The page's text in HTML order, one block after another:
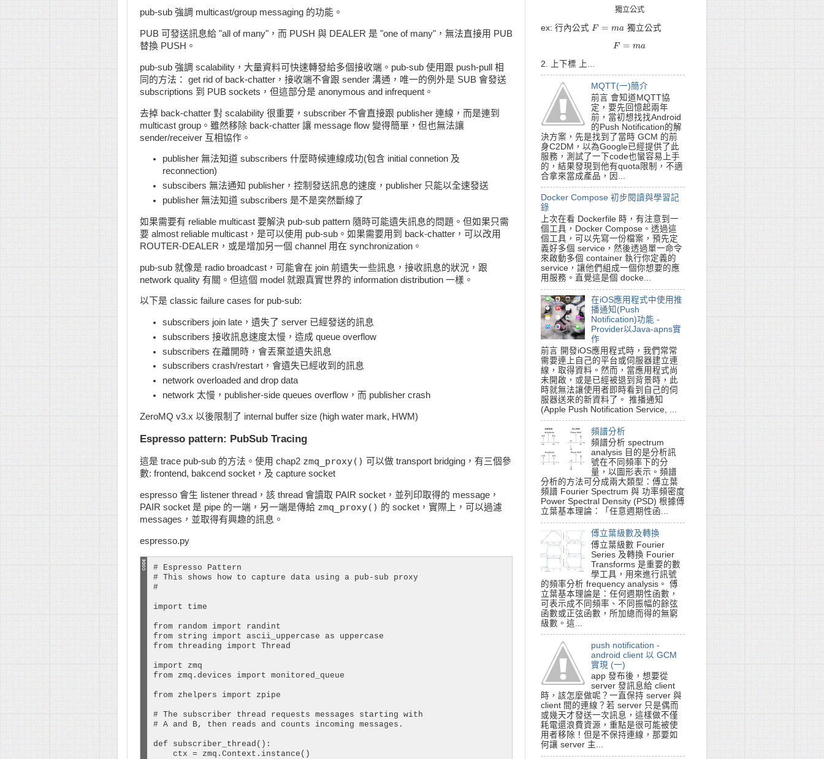
pub-sub 強調 multicast/group messaging 的功能。
PUB 可發送訊息給 "all of many"，而 PUSH 與 DEALER 是 "one of many"，無法直接用 PUB
替換 PUSH。
pub-sub 強調 scalability，大量資料可快速轉發給多個接收端。pub-sub 使用跟 push-pull 相
同的方法： get rid of back-chatter，接收端不會跟 sender 溝通，唯一的例外是 SUB 會發送
subscriptions 到 PUB sockets，但這部分是 anonymous and infrequent。
去掉 back-chatter 對 scalability 很重要，subscriber 不會直接跟 publisher 連線，而是連到
multicast group。雖然移除 back-chatter 讓 message flow 變得簡單，但也無法讓
sender/receiver 互相協作。
publisher 無法知道 subscribers 什麼時候連線成功(包含 initial connetion 及
reconnection)
subscibers 無法通知 publisher，控制發送訊息的速度，publisher 只能以全速發送
publisher 無法知道 subscribers 是不是突然斷線了
如果需要有 reliable multicast 要解決 pub-sub pattern 隨時可能遺失訊息的問題。但如果只需
要 almost reliable multicast，是可以使用 pub-sub。如果需要用到 back-chatter，可以改用
ROUTER-DEALER，或是增加另一個 channel 用在 synchronization。
pub-sub 就像是 radio broadcast，可能會在 join 前遺失一些訊息，接收訊息的狀況，跟
network quality 有關。但這個 model 就跟真實世界的 information distribution 一樣。
以下是 classic failure cases for pub-sub:
subscribers join late，遺失了 server 已經發送的訊息
subscribers 接收訊息速度太慢，造成 queue overflow
subscribers 在離開時，會丟棄並遺失訊息
subscribers crash/restart，會遺失已經收到的訊息
network overloaded and drop data
network 太慢，publisher-side queues overflow，而 publisher crash
ZeroMQ v3.x 以後限制了 internal buffer size (high water mark, HWM)
Espresso pattern: PubSub Tracing
這是 trace pub-sub 的方法。使用 chap2 zmq_proxy() 可以做 transport bridging，有三個參
數: frontend, bakcend socket，及 capture socket
espresso 會生 listener thread，該 thread 會讀取 PAIR socket，並列印取得的 message，
PAIR socket 是 pipe 的一端，另一端是傳給 zmq_proxy() 的 socket，實際上，可以過濾
messages，並取得有興趣的訊息。
espresso.py
# Espresso Pattern
# This shows how to capture data using a pub-sub proxy
#
import time
from random import randint
from string import ascii_uppercase as uppercase
from threading import Thread
import zmq
from zmq.devices import monitored_queue
from zhelpers import zpipe
# The subscriber thread requests messages starting with
# A and B, then reads and counts incoming messages.
def subscriber_thread():
    ctx = zmq.Context.instance()
獨立公式
立公式
ex: 行內公式 F = ma
F= m a 獨立公式
F = ma
ma
2. 上下標 上...
MQTT(一)簡介
前言 會知道MQTT協
定，要先回憶起兩年
前，當初想找找Android
的Push Notification的解
決方案，先是找到了當時 GCM 的前
身C2DM，以為Google已經提供了此
服務，測試了一下code也蠻容易上手
的，結果發現到他有quota限制，不適
合拿來當成產品，因...
Docker Compose 初步閱讀與學習記
錄
上次在看 Dockerfile 時，有注意到一
個工具，Docker Compose。透過這
個工具，可以先寫一份檔案，預先定
義好多個 service，然後透過單一命令
來啟動多個 container 執行你定義的
service，讓他們組成一個你想要的應
用服務。直覺這是個 docke...
在iOS應用程式中使用推
播通知(Push
Notification)功能 -
Provider以Java-apns實
作
前言 開發iOS應用程式時，我們常常
需要連上自己的平台或伺服器建立連
線，取得資料。然而，當應用程式尚
未開啟，或是已經被退到背景時，此
時就無法讓使用者即時看到自己的伺
服器送來的新資料了。 推播通知
(Apple Push Notification Service, ...
頻譜分析
頻譜分析 spectrum
analysis 目的是分析訊
號在不同頻率下的分
量，以圖形表示。頻譜
分析的方法可分成兩大類型：傅立葉
頻譜 Fourier Spectrum 與 功率頻密度
Power Spectral Density (PSD) 根據傅
立葉基本理論：「任意週期性函...
傅立葉級數及轉換
傅立葉級數 Fourier
Series 及轉換 Fourier
Transforms 是重要的數
學工具，用來進行訊號
的頻率分析 frequency analysis。 傅
立葉基本理論是：任何週期性函數，
可表示成不同頻率、不同振幅的餘弦
函數或正弦函數，所加總而得的無窮
級數。這...
push notification -
android client 以 GCM
實現 (一)
app 發布後，想要從
server 發訊息給 client
時，該怎麼做呢？一直保持 server 與
client 間的連線？若 server 只是偶而
或幾天才發送一次訊息，這樣做不僅
耗電還浪費資源，重點是很可能被使
用者移除！但是不保持連線，那要如
何讓 server 主...